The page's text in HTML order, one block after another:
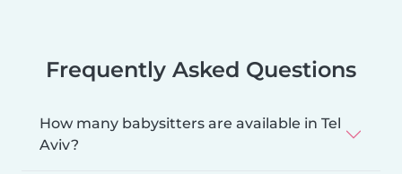
Frequently Asked Questions
How many babysitters are available in Tel
Aviv?